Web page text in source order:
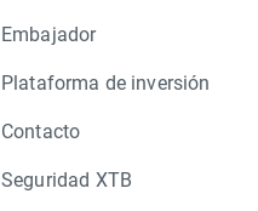
Embajador
Plataforma de inversión
Contacto
Seguridad XTB